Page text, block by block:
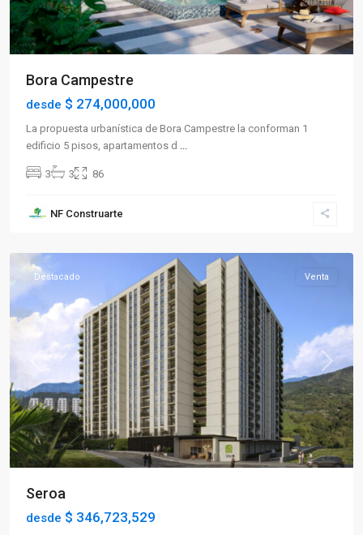
Bora Campestre
desde $ 274,000,000
La propuesta urbanística de Bora Campestre la conforman 1
edificio 5 pisos, apartamentos d ...
3 3 86
NF Construarte
Norte,
Next
Destacado Venta
Seroa
desde $ 346,723,529